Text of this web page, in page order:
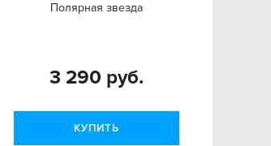
Полярная звезда
3 290 руб.
КУПИТЬ